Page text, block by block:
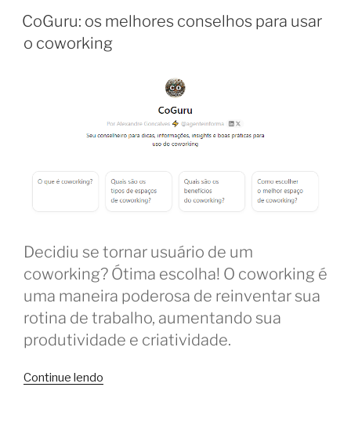
CoGuru: os melhores conselhos para usar
o coworking
Decidiu se tornar usuário de um
coworking? Ótima escolha! O coworking é
uma maneira poderosa de reinventar sua
rotina de trabalho, aumentando sua
produtividade e criatividade.
Continue lendo